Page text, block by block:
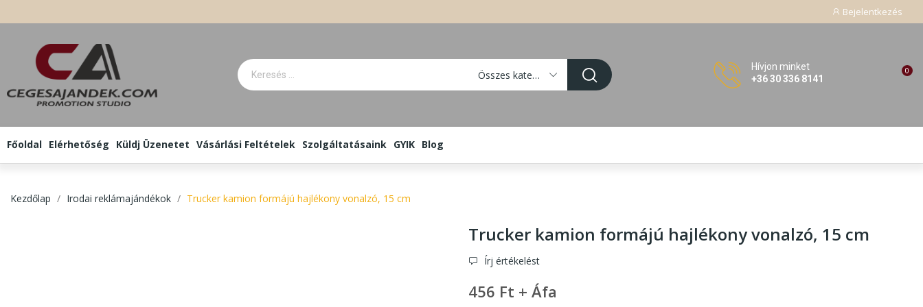
Bejelentkezés
Összes kategória
Hívjon minket
+36 30 336 8141
0
Főoldal Elérhetőség Küldj Üzenetet Vásárlási Feltételek Szolgáltatásaink GYIK Blog
Kezdőlap Irodai reklámajándékok Trucker kamion formájú hajlékony vonalzó, 15 cm
Trucker kamion formájú hajlékony vonalzó, 15 cm
Írj értékelést
456 Ft + Áfa